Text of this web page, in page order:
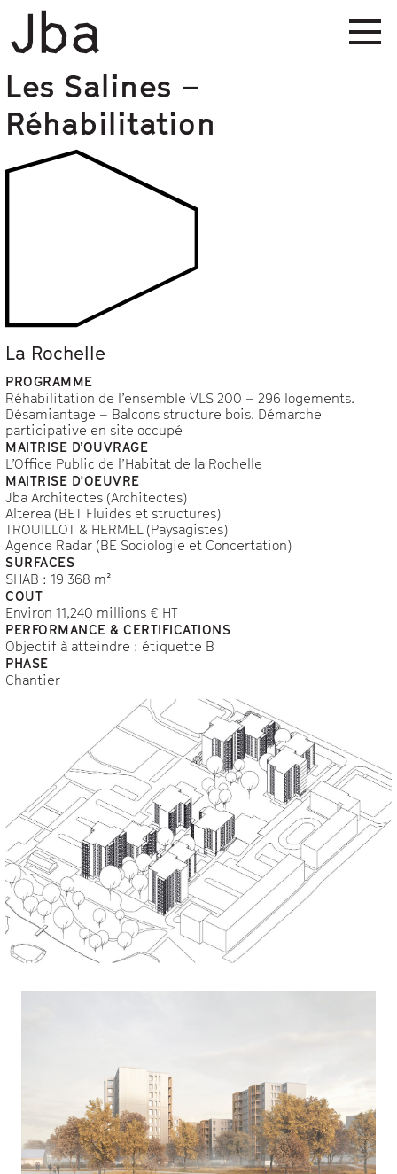
Les Salines –
Réhabilitation
La Rochelle
PROGRAMME
Réhabilitation de l’ensemble VLS 200 – 296 logements.
Désamiantage – Balcons structure bois. Démarche
participative en site occupé
MAITRISE D’OUVRAGE
L’Office Public de l’Habitat de la Rochelle
MAITRISE D'OEUVRE
Jba Architectes (Architectes)
Alterea (BET Fluides et structures)
TROUILLOT & HERMEL (Paysagistes)
Agence Radar (BE Sociologie et Concertation)
SURFACES
SHAB : 19 368 m²
COUT
Environ 11,240 millions € HT
PERFORMANCE & CERTIFICATIONS
Objectif à atteindre : étiquette B
PHASE
Chantier